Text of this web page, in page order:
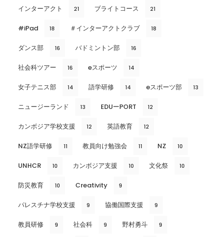
インターアクト 21 ブライトコース 21
#iPad 18 ＃インターアクトクラブ 18
ダンス部 16 バドミントン部 16
社会科ツアー 16 eスポーツ 14
女子テニス部 14 語学研修 14 eスポーツ部 13
ニュージーランド 13 EDUーPORT 12
カンボジア学校支援 12 英語教育 12
NZ語学研修 11 教員向け勉強会 11 NZ 10
UNHCR 10 カンボジア支援 10 文化祭 10
防災教育 10 Creativity 9
パレスチナ学校支援 9 協働国際支援 9
教員研修 9 社会科 9 野村勇斗 9